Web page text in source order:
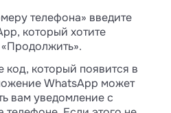
телефона» введите
который хотите
код, который появится в
WhatsApp может
вам уведомление с